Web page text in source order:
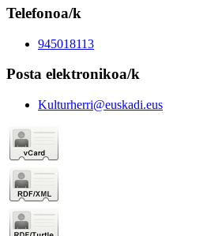
Telefonoa/k
945018113
Posta elektronikoa/k
Kulturherri@euskadi.eus